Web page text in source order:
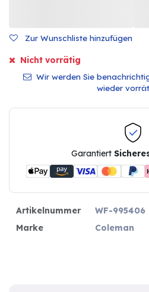
Zur Wunschliste hinzufügen
Nicht vorrätig
Wir werden Sie
wieder
Garantiert
Artikelnummer
WF-995406
Marke
Coleman